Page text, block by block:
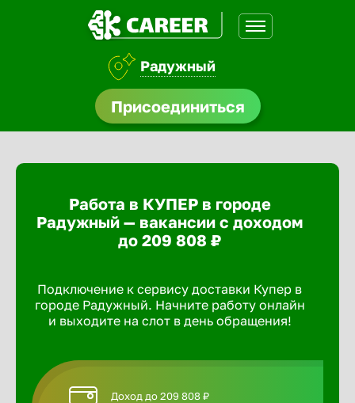
Радужный
Присоединиться
Работа в КУПЕР в городе
Радужный — вакансии с доходом
до 209 808 ₽
Подключение к сервису доставки Купер в
городе Радужный. Начните работу онлайн
и выходите на слот в день обращения!
Доход до 209 808 ₽